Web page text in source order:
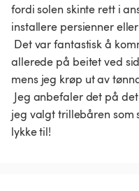
fordi solen skinte rett i
installere persienner
allerede på beitet ved
mens jeg krøp ut av
jeg valgt trillebåren som
lykke til!